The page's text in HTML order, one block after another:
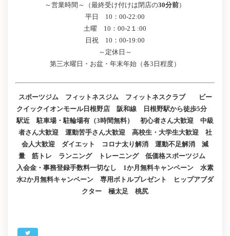
～営業時間～（最終受け付けは閉店の30分前）
平日 10：00-22:00
土曜 10：00-2１:00
日祝 10：00-19:00
～定休日～
第三水曜日・お盆・年末年始（各3日程度）
スポーツジム フィットネスジム フィットネスクラブ ビー
クイックイオンモール日根野店 阪和線 日根野駅から徒歩5分
駅近 駐車場・駐輪場有（3時間無料） 初心者さん大歓迎 中級
者さん大歓迎 運動苦手さん大歓迎 高校生・大学生大歓迎 社
会人大歓迎 ダイエット コロナ太り解消 運動不足解消 減
量 筋トレ ランニング トレーニング 低価格スポーツジム
入会金・事務登録手数料一切なし 1か月無料キャンペーン 水素
水2か月無料キャンペーン 専用ボトルプレゼント ヒップアブダ
クター 極太足 桃尻